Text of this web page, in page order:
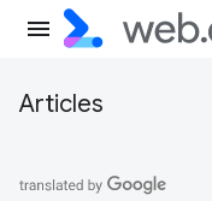
Articles